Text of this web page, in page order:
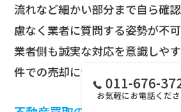
流れなど細かい部分まで自ら確
慮なく業者に質問する姿勢が不可
業者側も誠実な対応を意識しや
件での売却につながります。
011-676-
お気軽にお電話くだ